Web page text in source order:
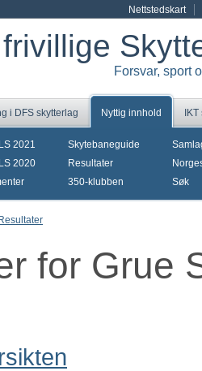
Nettstedskart
Forsvar, sport
i DFS skytterlag Nyttig innhold
2021
2020
Skytebaneguide
Resultater
350-klubben
Søk
Resultater
for Grue